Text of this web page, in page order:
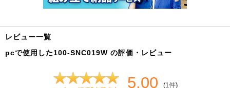
レビュー一覧
pcで使用した100-SNC019W の評価・レビュー
5.00 (1件)